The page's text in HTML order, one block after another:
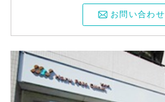
お問い合わせ